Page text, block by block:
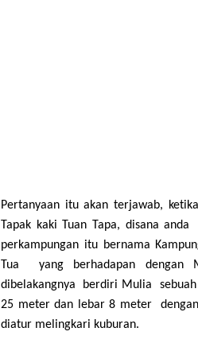
Pertanyaan itu akan terjawab,
Tapak kaki Tuan Tapa, disana anda
perkampungan itu bernama
Tua yang berhadapan dengan
dibelakangnya berdiri Mulia sebuah
25 meterdan lebar 8 meter
diatur melingkari kuburan.